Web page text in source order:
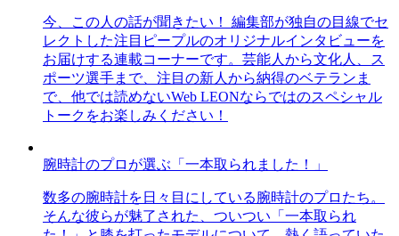
今、この人の話が聞きたい！ 編集部が独自の目線でセ
レクトした注目ピープルのオリジナルインタビューを
お届けする連載コーナーです。芸能人から文化人、ス
ポーツ選手まで、注目の新人から納得のベテランま
で、他では読めないWeb LEONならではのスペシャル
トークをお楽しみください！
腕時計のプロが選ぶ「一本取られました！」
数多の腕時計を日々目にしている腕時計のプロたち。
そんな彼らが魅了された、ついつい「一本取られ